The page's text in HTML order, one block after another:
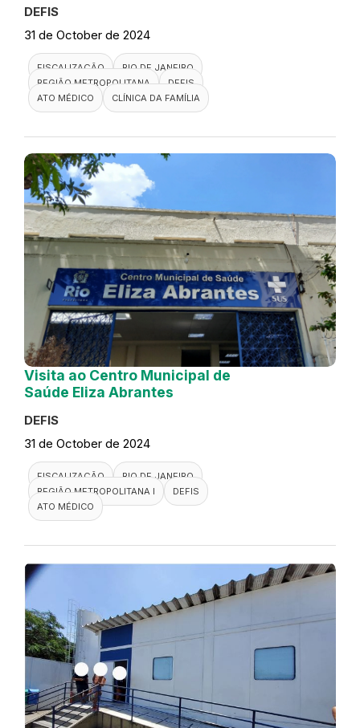
DEFIS
31 de October de 2024
FISCALIZAÇÃO
RIO DE JANEIRO
REGIÃO METROPOLITANA
DEFIS
ATO MÉDICO
CLÍNICA DA FAMÍLIA
Visita ao Centro Municipal de
Saúde Eliza Abrantes
DEFIS
31 de October de 2024
FISCALIZAÇÃO
RIO DE JANEIRO
REGIÃO METROPOLITANA I
DEFIS
ATO MÉDICO